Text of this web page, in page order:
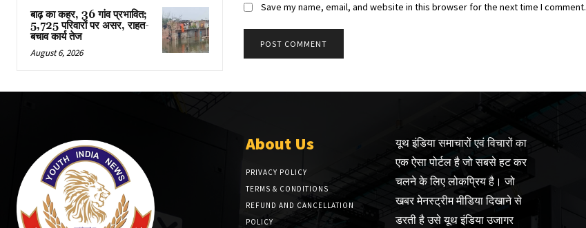
बाढ़ का कहर, 36 गांव प्रभावित;
5,725 परिवारों पर असर, राहत-
बचाव कार्य तेज
August 6, 2026
Save my name, email, and website in this browser for the next time I comment.
About Us
PRIVACY POLICY
TERMS & CONDITIONS
REFUND AND CANCELLATION
POLICY
यूथ इंडिया समाचारों एवं विचारों का
एक ऐसा पोर्टल है जो सबसे हट कर
चलने के लिए लोकप्रिय है। जो
खबर मेनस्ट्रीम मीडिया दिखाने से
डरती है उसे यूथ इंडिया उजागर